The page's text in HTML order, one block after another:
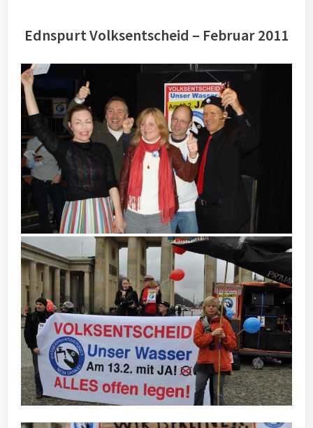
Ednspurt Volksentscheid – Februar 2011